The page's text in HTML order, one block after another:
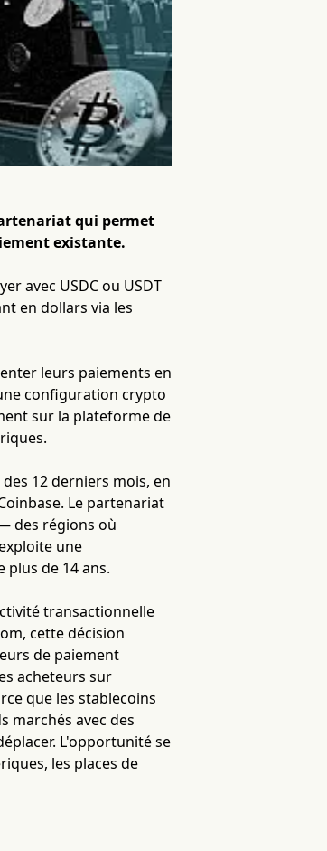
qui permet
existante.
avec USDC ou USDT
en dollars via les
leurs paiements en
configuration crypto
sur la plateforme de
12 derniers mois, en
Le partenariat
des régions où
une
de 14 ans.
transactionnelle
cette décision
de paiement
acheteurs sur
que les stablecoins
marchés avec des
L'opportunité se
les places de